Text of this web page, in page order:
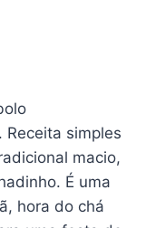
simples
macio,
É uma
hora do chá